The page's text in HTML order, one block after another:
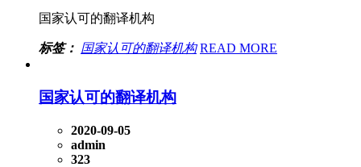
国家认可的翻译机构
标签： 国家认可的翻译机构 READ MORE
国家认可的翻译机构
2020-09-05
admin
323